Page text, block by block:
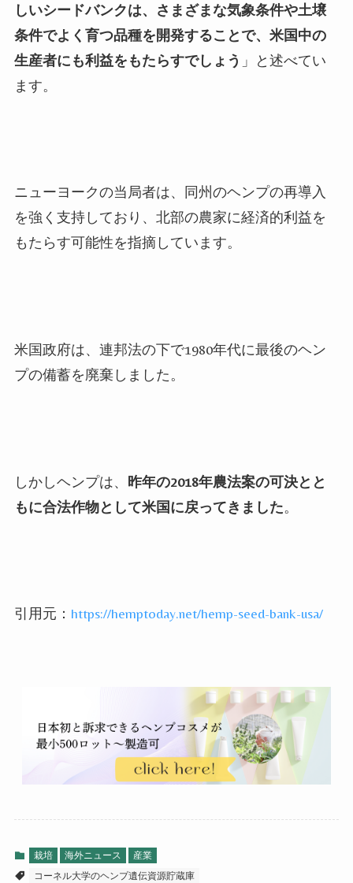
しいシードバンクは、さまざまな気象条件や土壌
条件でよく育つ品種を開発することで、米国中の
生産者にも利益をもたらすでしょう 」と述べてい
ます。
ニューヨークの当局者は、同州のヘンプの再導入
を強く支持しており、北部の農家に経済的利益を
もたらす可能性を指摘しています。
米国政府は、連邦法の下で1980年代に最後のヘン
プの備蓄を廃棄しました。
しかしヘンプは、 昨年の2018年農法案の可決とと
もに合法作物として米国に戻ってきました。
引用元： https://hemptoday.net/hemp-seed-bank-usa/
栽培 海外ニュース
産業
コーネル大学のヘンプ遺伝資源貯蔵庫